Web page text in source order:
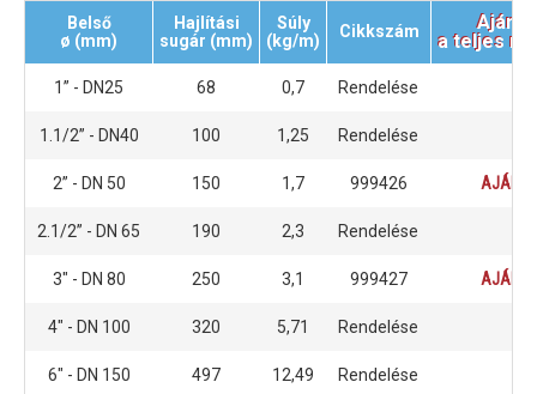
Belső
ø (mm)
Hajlítási
sugár (mm)
Súly
(kg/m)
Cikkszám
a teljes
1” - DN25 68 0,7 Rendelése
1.1/2” - DN40 100 1,25 Rendelése
2” - DN 50 150 1,7 999426
2.1/2” - DN 65 190 2,3 Rendelése
3" - DN 80 250 3,1 999427
4" - DN 100 320 5,71 Rendelése
6" - DN 150 497 12,49 Rendelése